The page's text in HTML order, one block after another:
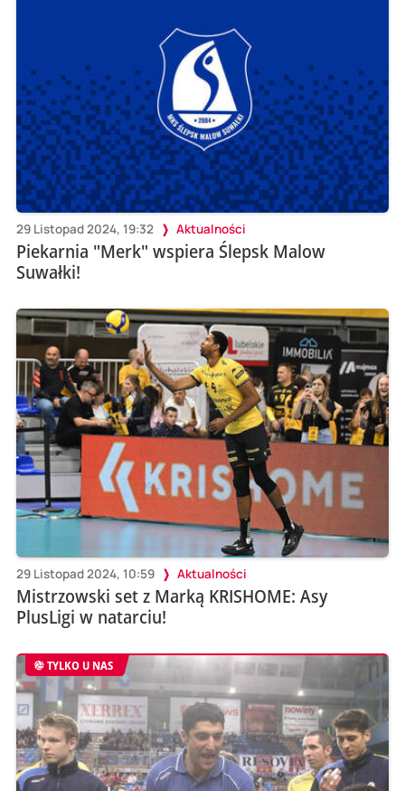
29 Listopad 2024, 19:32 Aktualności
Piekarnia "Merk" wspiera Ślepsk Malow
Suwałki!
29 Listopad 2024, 10:59 Aktualności
Mistrzowski set z Marką KRISHOME: Asy
PlusLigi w natarciu!
TYLKO U NAS